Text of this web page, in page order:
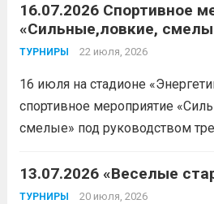
16.07.2026 Спортивное
«Сильные,ловкие,
ТУРНИРЫ 22 июля, 2026
16 июля на стадионе
спортивное мероприятие
смелые» под руководством
Сергеевича. Участники
скоростные качества, силовую
13.07.2026 «Веселые
ТУРНИРЫ 20 июля, 2026